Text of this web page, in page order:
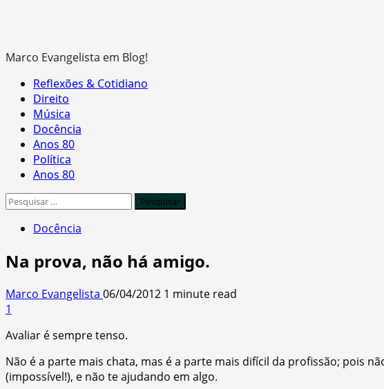
Marco Evangelista em Blog!
Primary
Menu
Reflexões & Cotidiano
Direito
Música
Docência
Anos 80
Política
Anos 80
Pesquisar
Docência
Na prova, não há amigo.
Marco Evangelista 06/04/2012 1 minute read
1
Avaliar é sempre tenso.
Não é a parte mais chata, mas é a parte mais difícil da profissão; pois
(impossível!), e não te ajudando em algo.